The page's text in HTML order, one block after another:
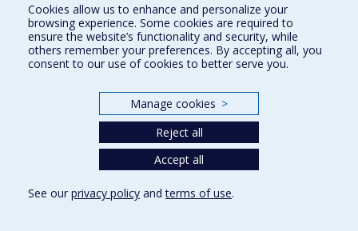
Plan du site
Signaler une erreur
Accessibilité
Nos départements et écoles
Cookies allow us to enhance and personalize your
browsing experience. Some cookies are required to
ensure the website’s functionality and security, while
others remember your preferences. By accepting all, you
consent to our use of cookies to better serve you.
Manage cookies >
Reject all
Accept all
See our privacy policy andterms of use.